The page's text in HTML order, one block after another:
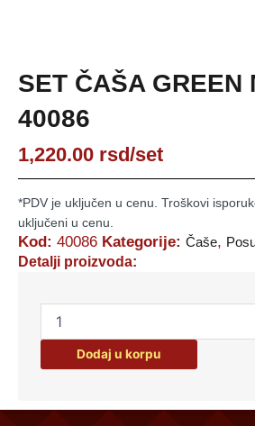
SET ČAŠA GREEN
40086
1,220.00 rsd/set
*PDV je uključen u cenu. Troškovi
uključeni u cenu.
Kod: 40086 Kategorije: Čaše,
Detalji proizvoda:
ČAŠA
Moment
Dodaj u korpu